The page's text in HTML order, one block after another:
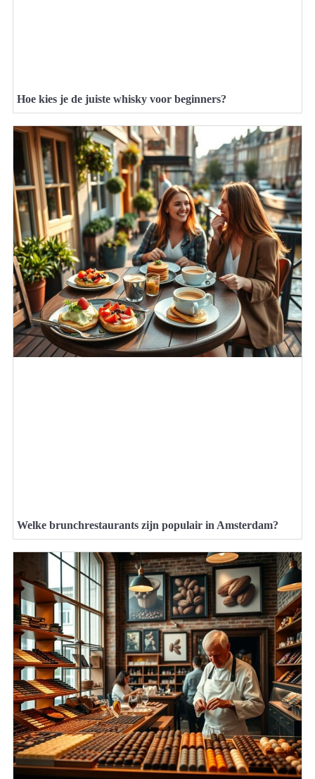
Hoe kies je de juiste whisky voor beginners?
Welke brunchrestaurants zijn populair in Amsterdam?